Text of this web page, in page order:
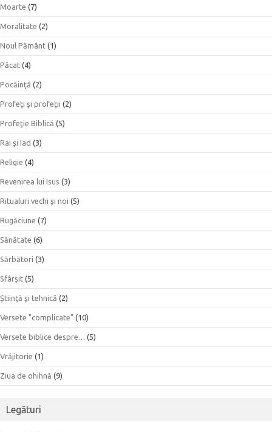
Moarte (7)
Moralitate (2)
Noul Pământ (1)
Păcat (4)
Pocăinţă (2)
Profeţi şi profeţii (2)
Profeţie Biblică (5)
Rai şi Iad (3)
Religie (4)
Revenirea lui Isus (3)
Ritualuri vechi şi noi (5)
Rugăciune (7)
Sănătate (6)
Sărbători (3)
Sfârşit (5)
Ştiinţă şi tehnică (2)
Versete "complicate" (10)
Versete biblice despre… (5)
Vrăjitorie (1)
Ziua de ohihnă (9)
Legături